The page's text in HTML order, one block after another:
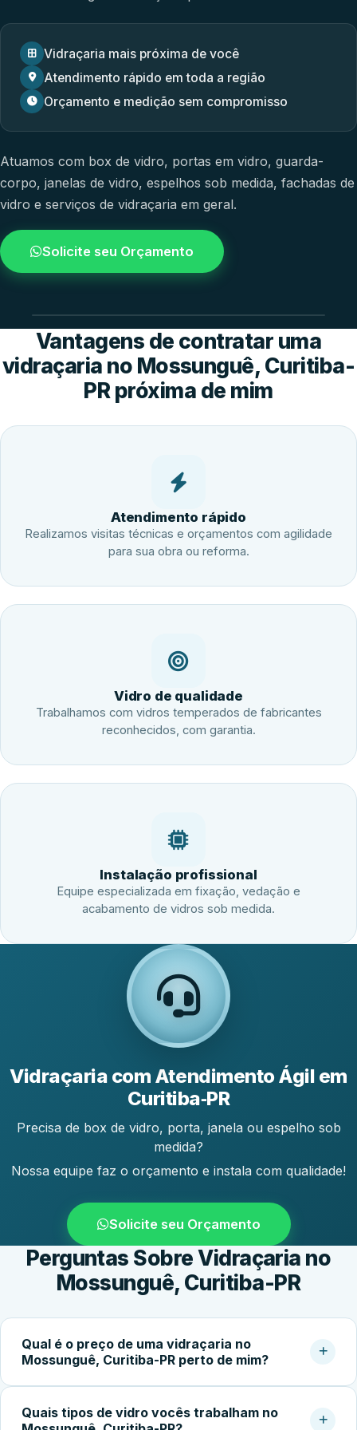
Vidraçaria mais próxima de você
Atendimento rápido em toda a região
Orçamento e medição sem compromisso
Atuamos com box de vidro, portas em vidro, guarda-
corpo, janelas de vidro, espelhos sob medida, fachadas de
vidro e serviços de vidraçaria em geral.
Solicite seu Orçamento
4.9 / 5.0
avaliacao dos clientes
Vantagens de contratar uma
vidraçaria no Mossunguê, Curitiba-
PR próxima de mim
Atendimento rápido
Realizamos visitas técnicas e orçamentos com agilidade
para sua obra ou reforma.
Vidro de qualidade
Trabalhamos com vidros temperados de fabricantes
reconhecidos, com garantia.
Instalação profissional
Equipe especializada em fixação, vedação e
acabamento de vidros sob medida.
Vidraçaria com Atendimento Ágil em
Curitiba‑PR
Precisa de box de vidro, porta, janela ou espelho sob
medida?
Nossa equipe faz o orçamento e instala com qualidade!
Solicite seu Orçamento
Perguntas Sobre Vidraçaria no
Mossunguê, Curitiba-PR
Qual é o preço de uma vidraçaria no
Mossunguê, Curitiba-PR perto de mim?
dimensões, espessura, acessórios e complexidade da
Quais tipos de vidro vocês trabalham no